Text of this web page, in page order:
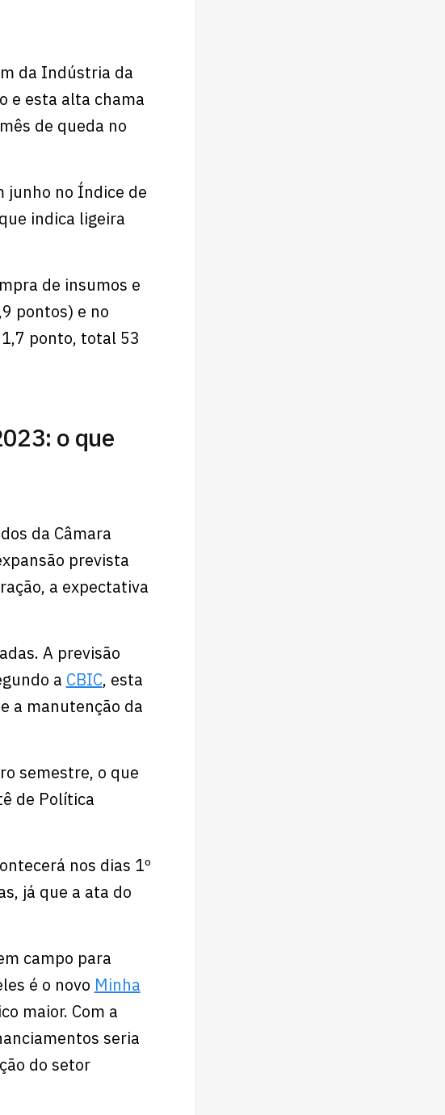
da Indústria da
e esta alta chama
de queda no
junho no Índice de
indica ligeira
de insumos e
pontos) e no
ponto, total 53
o que
da Câmara
prevista
a expectativa
A previsão
a CBIC, esta
a manutenção da
semestre, o que
de Política
nos dias 1º
já que a ata do
campo para
é o novo Minha
maior. Com a
seria
do setor